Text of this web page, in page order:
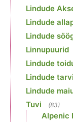
Lindude
Lindude
Lindude
Linnupuurid
Lindude
Lindude
Lindude
Tuvi (83)
Alpenic